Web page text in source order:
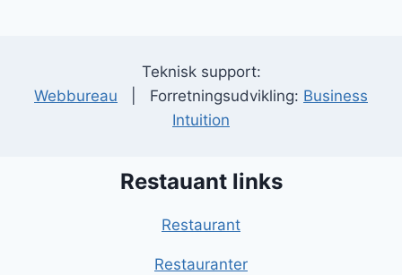
Teknisk support:
Webbureau | Forretningsudvikling: Business
Intuition
Restauant links
Restaurant
Restauranter